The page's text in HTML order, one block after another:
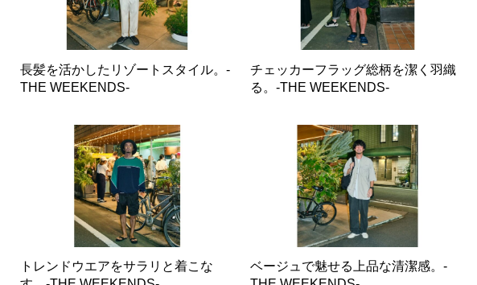
長髪を活かしたリゾートスタイル。-
THE WEEKENDS-
チェッカーフラッグ総柄を潔く羽織
る。-THE WEEKENDS-
トレンドウエアをサラリと着こな
ベージュで魅せる上品な清潔感。-